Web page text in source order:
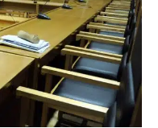
την 13χρονη
αιμόφυρτο στο
και σφυριά